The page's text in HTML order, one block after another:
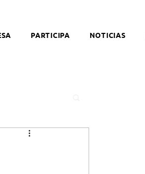
PARTICIPA NOTICIAS
Género